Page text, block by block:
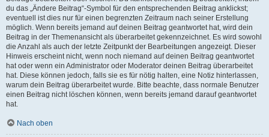
du das „Ändere Beitrag“-Symbol für den entsprechenden Beitrag anklickst;
eventuell ist dies nur für einen begrenzten Zeitraum nach seiner Erstellung
möglich. Wenn bereits jemand auf deinen Beitrag geantwortet hat, wird dein
Beitrag in der Themenansicht als überarbeitet gekennzeichnet. Es wird sowohl
die Anzahl als auch der letzte Zeitpunkt der Bearbeitungen angezeigt. Dieser
Hinweis erscheint nicht, wenn noch niemand auf deinen Beitrag geantwortet
hat oder wenn ein Administrator oder Moderator deinen Beitrag überarbeitet
hat. Diese können jedoch, falls sie es für nötig halten, eine Notiz hinterlassen,
warum dein Beitrag überarbeitet wurde. Bitte beachte, dass normale Benutzer
einen Beitrag nicht löschen können, wenn bereits jemand darauf geantwortet
hat.
Nach oben